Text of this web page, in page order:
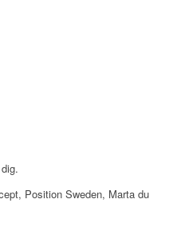
Position Sweden, Marta du